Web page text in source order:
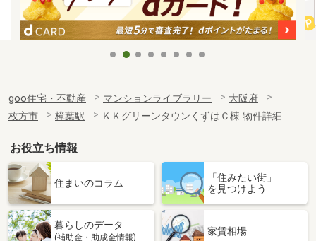
goo住宅・不動産 マンションライブラリー
大阪府
枚方市
樟葉駅 ＫＫグリーンタウンくずはＣ棟 物件詳細
お役立ち情報
住まいのコラム
「住みたい街」
を見つけよう
暮らしのデータ
(補助金・助成金情報)
家賃相場